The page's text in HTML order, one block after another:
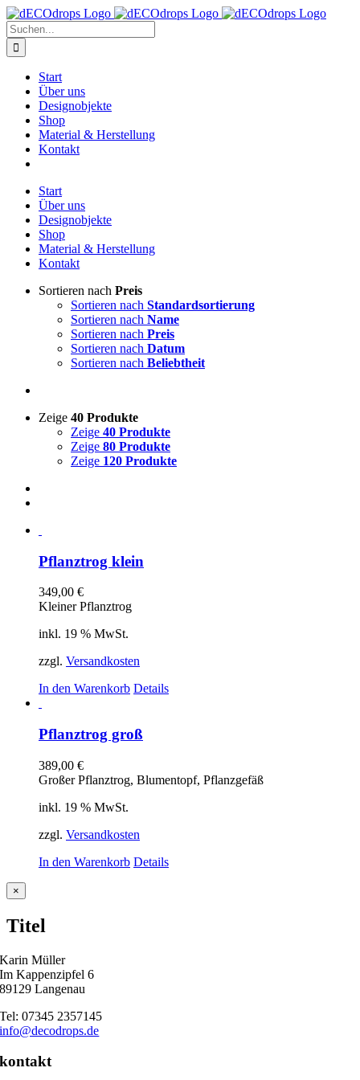
Zum
Inhalt
springen
Suche
nach:
Start
Über uns
Designobjekte
Shop
Material & Herstellung
Kontakt
Start
Über uns
Designobjekte
Shop
Material & Herstellung
Kontakt
Sortieren nach Preis
Sortieren nach Standardsortierung
Sortieren nach Name
Sortieren nach Preis
Sortieren nach Datum
Sortieren nach Beliebtheit
Zeige 40 Produkte
Zeige 40 Produkte
Zeige 80 Produkte
Zeige 120 Produkte
Pflanztrog klein
349,00 €
Kleiner Pflanztrog
inkl. 19 % MwSt.
zzgl. Versandkosten
In den Warenkorb Details
Pflanztrog groß
389,00 €
Großer Pflanztrog, Blumentopf, Pflanzgefäß
inkl. 19 % MwSt.
zzgl. Versandkosten
In den Warenkorb Details
Close
product
view
×
Titel
Karin Müller
Im Kappenzipfel 6
89129 Langenau
Tel: 07345 2357145
info@decodrops.de
kontakt